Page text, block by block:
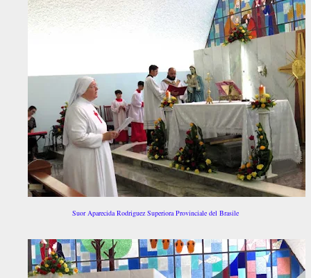
Suor Aparecida Rodriguez Superiora Provinciale del Brasile